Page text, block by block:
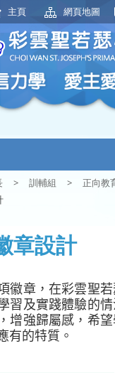
主頁 網頁地圖
> 訓輔組 > 正向教
章設計
徽章，在彩雲聖
習及實踐體驗的
增強歸屬感，希
有的特質。